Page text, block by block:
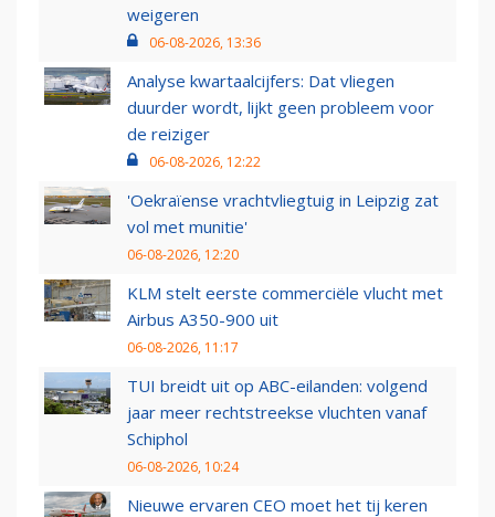
weigeren
06-08-2026, 13:36
Analyse kwartaalcijfers: Dat vliegen
duurder wordt, lijkt geen probleem voor
de reiziger
06-08-2026, 12:22
'Oekraïense vrachtvliegtuig in Leipzig zat
vol met munitie'
06-08-2026, 12:20
KLM stelt eerste commerciële vlucht met
Airbus A350-900 uit
06-08-2026, 11:17
TUI breidt uit op ABC-eilanden: volgend
jaar meer rechtstreekse vluchten vanaf
Schiphol
06-08-2026, 10:24
Nieuwe ervaren CEO moet het tij keren